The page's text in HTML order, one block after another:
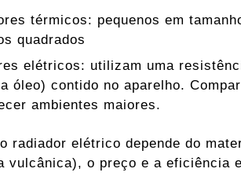
térmicos: pequenos em
quadrados
elétricos: utilizam uma
óleo) contido no aparelho.
ambientes maiores.
radiador elétrico depende do
vulcânica), o preço e a eficiência